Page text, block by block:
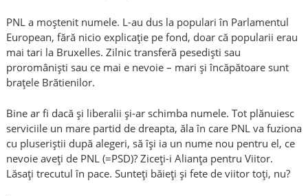
PNL a moștenit numele. L-au dus la populari în Parlamentul
European, fără nicio explicație pe fond, doar că popularii erau
mai tari la Bruxelles. Zilnic transferă pesediști sau
proromâniști sau ce mai e nevoie – mari și încăpătoare sunt
brațele Brătienilor.
Bine ar fi dacă și liberalii și-ar schimba numele. Tot plănuiesc
serviciile un mare partid de dreapta, ăla în care PNL va fuziona
cu pluseriștii după alegeri, să își ia un nume nou pentru el, ce
nevoie aveți de PNL (=PSD)? Ziceți-i Alianța pentru Viitor.
Lăsați trecutul în pace. Sunteți băieți și fete de viitor toți, nu?